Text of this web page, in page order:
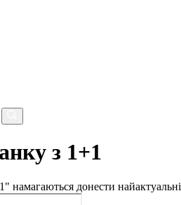
з 1+1
намагаються донести